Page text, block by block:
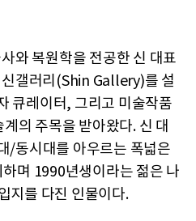
와 복원학을 전공한 신 대표
갤러리(Shin Gallery)를 설
큐레이터, 그리고 미술작품
의 주목을 받아왔다. 신 대
/동시대를 아우르는 폭넓은
며 1990년생이라는 젊은 나
지를 다진 인물이다.